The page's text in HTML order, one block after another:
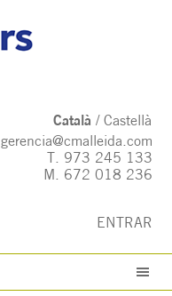
Català
Castellà
gerencia@cmalleida.com
T. 973 245 133
M. 672 018 236
ENTRAR